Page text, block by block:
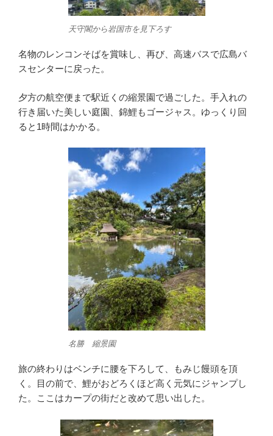
天守閣から岩国市を見下ろす
名物のレンコンそばを賞味し、再び、高速バスで広島バ
スセンターに戻った。
夕方の航空便まで駅近くの縮景園で過ごした。手入れの
行き届いた美しい庭園、錦鯉もゴージャス。ゆっくり回
ると1時間はかかる。
名勝 縮景園
旅の終わりはベンチに腰を下ろして、もみじ饅頭を頂
く。目の前で、鯉がおどろくほど高く元気にジャンプし
た。ここはカープの街だと改めて思い出した。